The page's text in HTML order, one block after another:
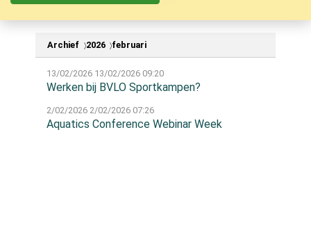
Archief 2026 februari
13/02/202613/02/2026 09:20
Werken bij BVLO Sportkampen?
2/02/20262/02/2026 07:26
Aquatics Conference Webinar Week
Bijscholingen
Inspiratie
Jeugdkampen
Contact